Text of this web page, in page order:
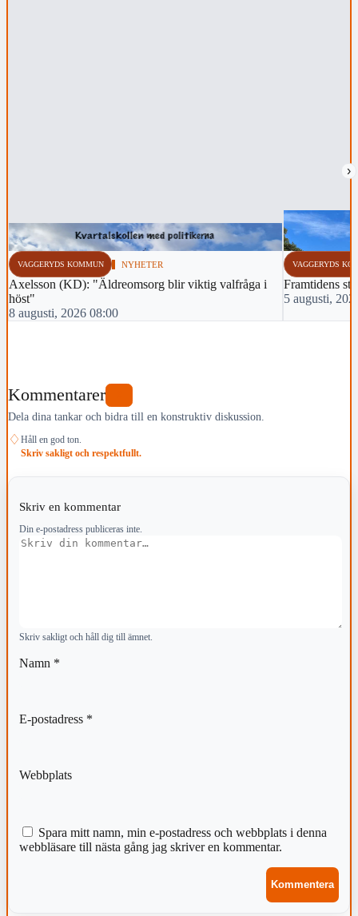
›
VAGGERYDS KOMMUN NYHETER
Axelsson (KD): "Äldreomsorg blir viktig valfråga i
höst"
8 augusti, 2026 08:00
VAGGERYDS
Framtidens
5 augusti,
Kommentarer
Dela dina tankar och bidra till en konstruktiv diskussion.
♢ Håll en god ton.
Skriv sakligt och respektfullt.
Skriv en kommentar
Din e-postadress publiceras inte.
Kommentar
Skriv sakligt och håll dig till ämnet.
Namn *
E-postadress *
Webbplats
Spara mitt namn, min e-postadress och webbplats i denna
webbläsare till nästa gång jag skriver en kommentar.